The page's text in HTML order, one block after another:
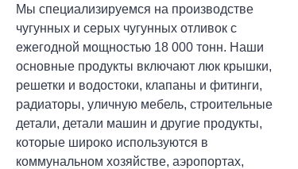
Мы специализируемся на производстве
чугунных и серых чугунных отливок с
ежегодной мощностью 18 000 тонн. Наши
основные продукты включают люк крышки,
решетки и водостоки, клапаны и фитинги,
радиаторы, уличную мебель, строительные
детали, детали машин и другие продукты,
которые широко используются в
коммунальном хозяйстве, аэропортах,